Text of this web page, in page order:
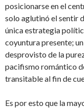
posicionarse en el
solo aglutinó el sentir
única estrategia
coyuntura presente;
desprovisto de la
pacifismo romántico
transitable al fin de
Es por esto que la